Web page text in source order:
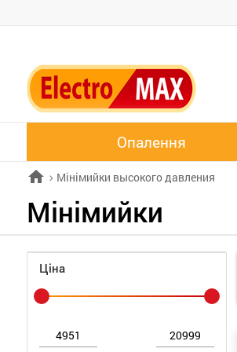
Опалення
home chevron_right Мінімийки высокого давления
Мінімийки
Ціна